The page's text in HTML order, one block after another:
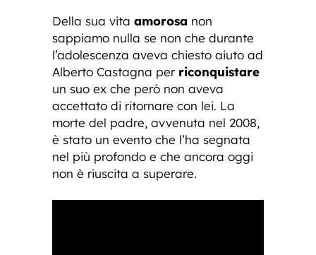
Della sua vita amorosa non
sappiamo nulla se non che durante
l’adolescenza aveva chiesto aiuto ad
Alberto Castagna per riconquistare
un suo ex che però non aveva
accettato di ritornare con lei. La
morte del padre, avvenuta nel 2008,
è stato un evento che l’ha segnata
nel più profondo e che ancora oggi
non è riuscita a superare.